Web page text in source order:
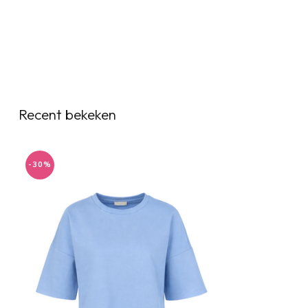
Recent bekeken
-30%